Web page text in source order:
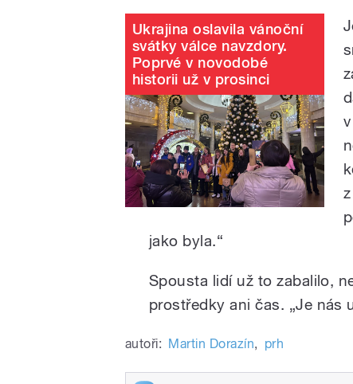
Ukrajina oslavila vánoční
svátky válce navzdory.
Poprvé v novodobé
historii už v prosinci
jako byla.“
Spousta lidí už to zabalilo,
prostředky ani čas. „Je nás
autoři: Martin Dorazín, prh